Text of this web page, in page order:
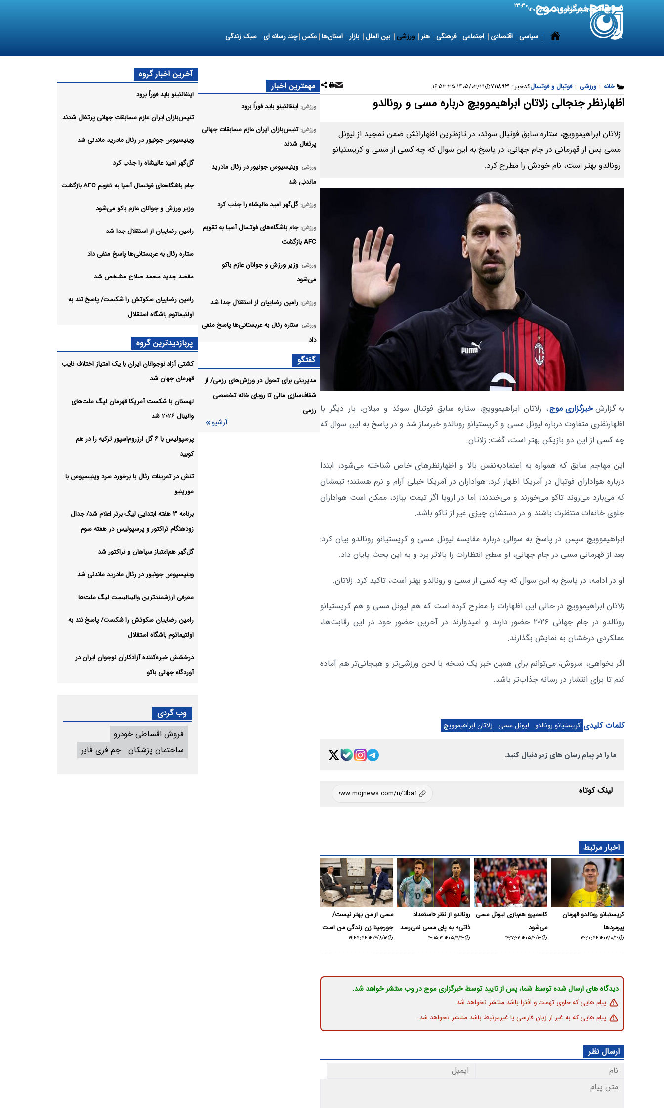
6 August 2026 پنجشنبه ۱۵ مرداد ۱۴۰۵ ۲۳:۳۰
سیاسی اقتصادی اجتماعی فرهنگی هنر ورزشی بین الملل بازار استان‌ها عکس چند رسانه ای سبک زندگی
خانه | ورزشی | فوتبال و فوتسالکدخبر : ۷۱۱۸۹۳ ۱۴۰۵/۰۳/۲۱ ۱۶:۵۳:۳۵
اظهارنظر جنجالی زلاتان ابراهیموویچ درباره مسی و رونالدو
زلاتان ابراهیموویچ، ستاره سابق فوتبال سوئد، در تازه‌ترین اظهاراتش ضمن تمجید از لیونل
مسی پس از قهرمانی در جام جهانی، در پاسخ به این سوال که چه کسی از مسی و کریستیانو
رونالدو بهتر است، نام خودش را مطرح کرد.
به گزارشخبرگزاری موج، زلاتان ابراهیموویچ، ستاره سابق فوتبال سوئد و میلان، بار دیگر با
اظهارنظری متفاوت درباره لیونل مسی و کریستیانو رونالدو خبرساز شد و در پاسخ به این سوال که
چه کسی از این دو بازیکن بهتر است، گفت: زلاتان.
این مهاجم سابق که همواره به اعتمادبه‌نفس بالا و اظهارنظرهای خاص شناخته می‌شود، ابتدا
درباره هواداران فوتبال در آمریکا اظهار کرد: هواداران در آمریکا خیلی آرام و نرم هستند؛ تیمشان
که می‌بازد می‌روند تاکو می‌خورند و می‌خندند، اما در اروپا اگر تیمت ببازد، ممکن است هواداران
جلوی خانه‌ات منتظرت باشند و در دستشان چیزی غیر از تاکو باشد.
ابراهیموویچ سپس در پاسخ به سوالی درباره مقایسه لیونل مسی و کریستیانو رونالدو بیان کرد:
بعد از قهرمانی مسی در جام جهانی، او سطح انتظارات را بالاتر برد و به این بحث پایان داد.
او در ادامه، در پاسخ به این سوال که چه کسی از مسی و رونالدو بهتر است، تاکید کرد: زلاتان.
زلاتان ابراهیموویچ در حالی این اظهارات را مطرح کرده است که هم لیونل مسی و هم کریستیانو
رونالدو در جام جهانی ۲۰۲۶ حضور دارند و امیدوارند در آخرین حضور خود در این رقابت‌ها،
عملکردی درخشان به نمایش بگذارند.
اگر بخواهی، سروش، می‌توانم برای همین خبر یک نسخه با لحن ورزشی‌تر و هیجانی‌تر هم آماده
کنم تا برای انتشار در رسانه جذاب‌تر باشد.
کلمات کلیدی کریستیانو رونالدو لیونل مسی زلاتان ابراهیموویچ
ما را در پیام رسان های زیر دنبال کنید.
لینک کوتاه
اخبار مرتبط
کریستیانو رونالدو قهرمان
پیرمردها
۱۴۰۲/۸/۱۹ ۲۲:۱۰:۵۴
کاسمیرو هم‌بازی لیونل مسی
می‌شود
۱۴۰۵/۲/۱۳ ۱۴:۱۷:۲۲
رونالدو از نظر «استعداد
ذاتی» به پای مسی نمی‌رسد
۱۴۰۵/۲/۱۳ ۱۳:۱۵:۲۱
مسی از من بهتر نیست/
جورجینا زن زندگی من است
۱۴۰۴/۸/۱۲ ۱۹:۴۵:۵۴
دیدگاه های ارسال شده توسط شما، پس از تایید توسط خبرگزاری موج در وب منتشر خواهد شد.
پیام هایی که حاوی تهمت و افترا باشد منتشر نخواهد شد.
پیام هایی که به غیر از زبان فارسی یا غیرمرتبط باشد منتشر نخواهد شد.
ارسال نظر
مهمترین اخبار
ورزشی: اینفانتینو باید فوراً برود
ورزشی: تنیس‌بازان ایران عازم مسابقات جهانی
پرتغال شدند
ورزشی: وینیسیوس جونیور در رئال مادرید
ماندنی شد
ورزشی: گل‌گهر امید عالیشاه را جذب کرد
ورزشی: جام باشگاه‌های فوتسال آسیا به تقویم
AFC بازگشت
ورزشی: وزیر ورزش و جوانان عازم باکو
می‌شود
ورزشی: رامین رضاییان از استقلال جدا شد
ورزشی: ستاره رئال به عربستانی‌ها پاسخ منفی
داد
ورزشی: مقصد جدید محمد صلاح مشخص
شد
رامین رضاییان سکوتش را شکست/
پاسخ تند به اولتیماتوم باشگاه استقلال
آرشیو
گفتگو
مدیریتی برای تحول در ورزش‌های رزمی/ از
شفاف‌سازی مالی تا رویای خانه تخصصی
رزمی
آرشیو
آخرین اخبار گروه
اینفانتینو باید فوراً برود
تنیس‌بازان ایران عازم مسابقات جهانی پرتغال شدند
وینیسیوس جونیور در رئال مادرید ماندنی شد
گل‌گهر امید عالیشاه را جذب کرد
جام باشگاه‌های فوتسال آسیا به تقویم AFC بازگشت
وزیر ورزش و جوانان عازم باکو می‌شود
رامین رضاییان از استقلال جدا شد
ستاره رئال به عربستانی‌ها پاسخ منفی داد
مقصد جدید محمد صلاح مشخص شد
رامین رضاییان سکوتش را شکست/ پاسخ تند به
اولتیماتوم باشگاه استقلال
پربازدیدترین گروه
کشتی آزاد نوجوانان ایران با یک امتیاز اختلاف نایب
قهرمان جهان شد
لهستان با شکست آمریکا قهرمان لیگ ملت‌های
والیبال ۲۰۲۶ شد
پرسپولیس با ۶ گل ارزروم‌اسپور ترکیه را در هم
کوبید
تنش در تمرینات رئال با برخورد سرد وینیسیوس با
مورینیو
برنامه ۳ هفته ابتدایی لیگ برتر اعلام شد/ جدال
زودهنگام تراکتور و پرسپولیس در هفته سوم
گل‌گهر هم‌امتیاز سپاهان و تراکتور شد
وینیسیوس جونیور در رئال مادرید ماندنی شد
معرفی ارزشمندترین والیبالیست لیگ ملت‌ها
رامین رضاییان سکوتش را شکست/ پاسخ تند به
اولتیماتوم باشگاه استقلال
درخشش خیره‌کننده آزادکاران نوجوان ایران در
آوردگاه جهانی باکو
وب گردی
فروش اقساطی خودرو
ساختمان پزشکان
جم فری فایر